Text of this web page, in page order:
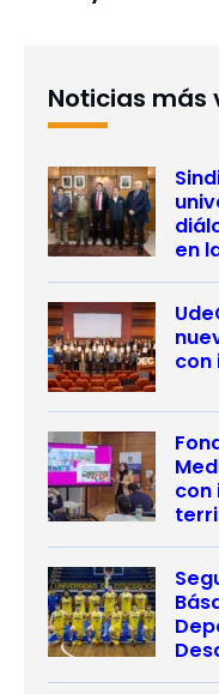
Noticias más
en
con
con